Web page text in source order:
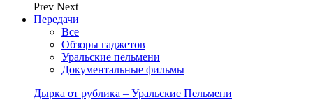
Prev Next
Передачи
Все
Обзоры гаджетов
Уральские пельмени
Документальные фильмы
Дырка от рублика – Уральские Пельмени